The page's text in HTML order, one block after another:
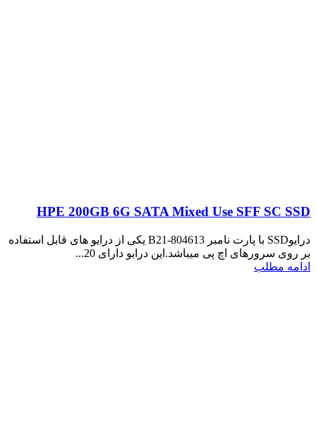
HPE 200GB 6G SATA Mixed Use SFF SC SSD
درایوSSD با پارت نامبر 804613-B21 یکی از درایو های قابل استفاده
بر روی سرورهای اچ پی میباشد.این درایو دارای 20...
ادامه مطلب